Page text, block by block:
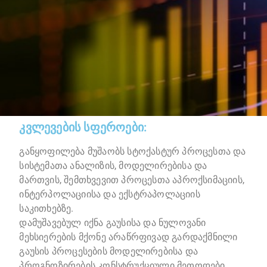
კვლევების სფეროები:
განყოფილება მუშაობს სტოქასტურ პროცესთა და
სისტემათა ანალიზის, მოდელირებისა და
მართვის, შემთხვევით პროცესთა აპროქსიმაციის,
ინტერპოლაციისა და ექსტრაპოლაციის
საკითხებზე.
დამუშავებულ იქნა გაუსისა და ნულოვანი
მეხსიერების მქონე არაწრფივად გარდაქმნილი
გაუსის პროცესების მოდელირებისა და